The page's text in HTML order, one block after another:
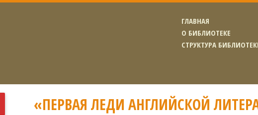
ГЛАВНАЯ
О БИБЛИОТЕКЕ
СТРУКТУРА
«ПЕРВАЯ ЛЕДИ АНГЛИЙСКОЙ